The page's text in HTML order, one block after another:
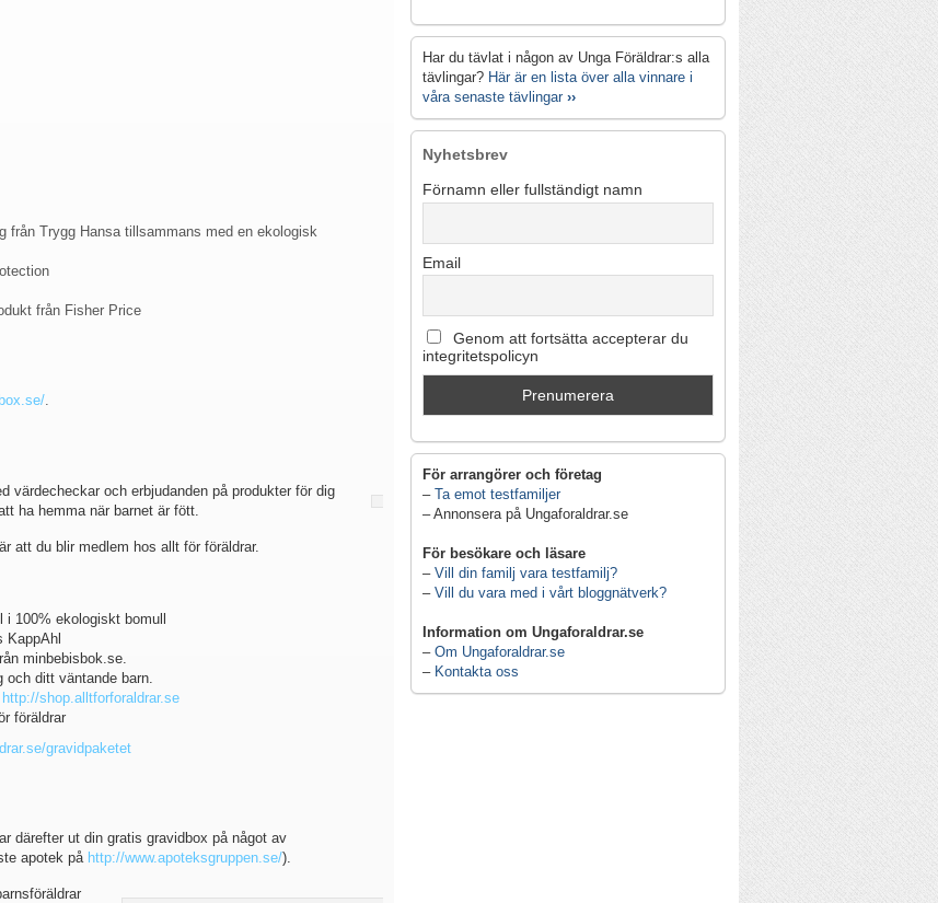
från Trygg Hansa tillsammans med en ekologisk
från Fisher Price
.
värdecheckar och erbjudanden på produkter för dig
ha hemma när barnet är fött.
att du blir medlem hos allt för föräldrar.
i 100% ekologiskt bomull
KappAhl
minbebisbok.se.
ditt väntande barn.
http://shop.alltforforaldrar.se
föräldrar
gravidpaketet
därefter ut din gratis gravidbox på något av
apotek på http://www.apoteksgruppen.se/).
Har du tävlat i någon av Unga Föräldrar:s alla
tävlingar? Här är en lista över alla vinnare i
våra senaste tävlingar ››
Nyhetsbrev
Förnamn eller fullständigt namn
Email
Genom att fortsätta accepterar du
integritetspolicyn
För arrangörer och företag
– Ta emot testfamiljer
– Annonsera på Ungaforaldrar.se
För besökare och läsare
– Vill din familj vara testfamilj?
– Vill du vara med i vårt bloggnätverk?
Information om Ungaforaldrar.se
– Om Ungaforaldrar.se
– Kontakta oss